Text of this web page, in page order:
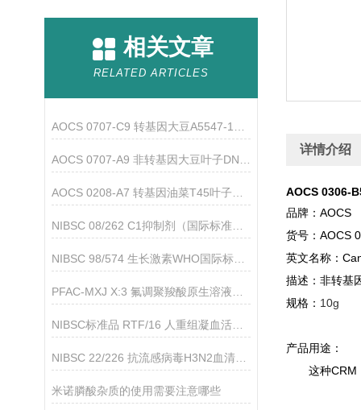
相关文章
RELATED ARTICLES
NIBSC 08/262 C1抑制剂（国际标准品）的产品说明
NIBSC标准品 RTF/16 人重组凝血活酶的使用说明
米诺膦酸杂质的使用需要注意哪些
详情介绍
AOCS 0306-
品牌：AOCS
货号：AOCS
英文名称：
描述：非转基
规格： 10g
产品用途：
这种CRM，